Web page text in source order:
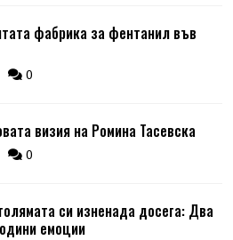
фабрика за фентанил във
0
визия на Ромина Тасевска
0
си изненада досега: Два
емоции